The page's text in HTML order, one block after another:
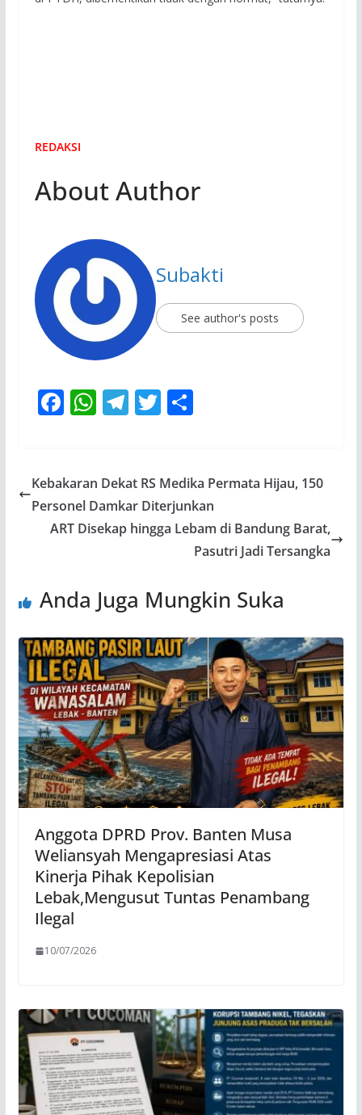
REDAKSI
About Author
Subakti
See author's posts
F
b
o
o
W
s
A
p
T
gr
a
m
T
er
S
e
Kebakaran Dekat RS Medika Permata Hijau, 150
Personel Damkar Diterjunkan
ART Disekap hingga Lebam di Bandung Barat,
Pasutri Jadi Tersangka
Anda Juga Mungkin Suka
Anggota DPRD Prov. Banten Musa
Weliansyah Mengapresiasi Atas
Kinerja Pihak Kepolisian
Lebak,Mengusut Tuntas Penambang
Ilegal
10/07/2026